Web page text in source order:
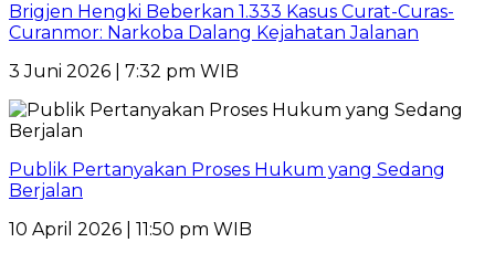
Brigjen Hengki Beberkan 1.333 Kasus Curat-Curas-
Curanmor: Narkoba Dalang Kejahatan Jalanan
3 Juni 2026 | 7:32 pm WIB
Publik Pertanyakan Proses Hukum yang Sedang
Berjalan
10 April 2026 | 11:50 pm WIB